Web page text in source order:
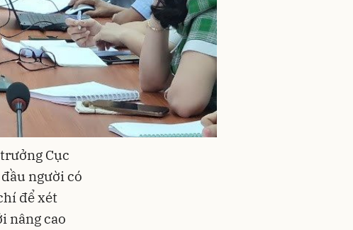
Cục
người có
để xét
nâng cao